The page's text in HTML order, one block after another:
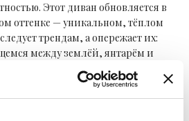
Этот диван обновляется в
оттенке — уникальном, тёплом
трендам, а опережает их:
между землёй, янтарём и
придать глубину и характер
пространству.